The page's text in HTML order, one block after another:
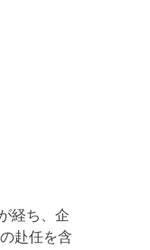
経ち、企
赴任を含